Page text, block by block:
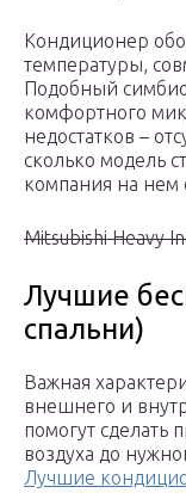
Кондиционер
температуры,
Подобный
комфортного
недостатков –
сколько модель
компания на нем
Mitsubishi Heavy
Лучшие
спальни)
Важная
внешнего и
помогут сделать
воздуха до
Лучшие